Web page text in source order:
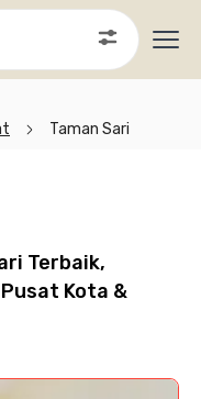
Taman Sari
Terbaik,
Kota &